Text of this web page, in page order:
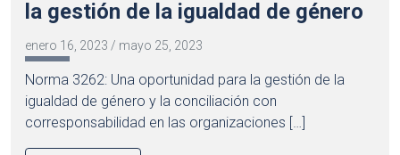
la gestión de la igualdad de género
enero 16, 2023 / mayo 25, 2023
Norma 3262: Una oportunidad para la gestión de la
igualdad de género y la conciliación con
corresponsabilidad en las organizaciones […]